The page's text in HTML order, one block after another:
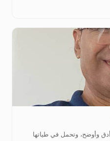
وأوضح، وتحمل في طياتها